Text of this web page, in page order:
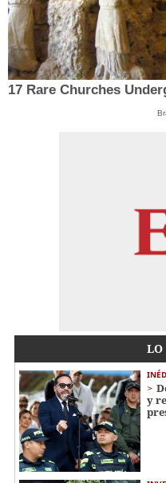
17 Rare Churches
LO
y